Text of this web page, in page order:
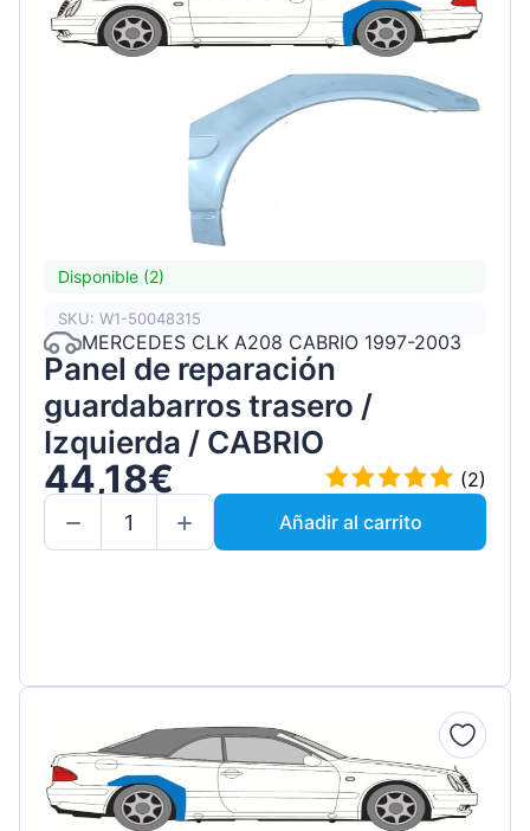
Disponible (2)
SKU: W1-50048315
MERCEDES CLK A208 CABRIO 1997-2003
Panel de reparación
guardabarros trasero /
Izquierda / CABRIO
44,18€
(2)
Añadir al carrito